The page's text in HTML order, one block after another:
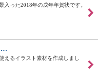
入った2018年の戌年年賀状です。
…
えるイラスト素材を作成しまし